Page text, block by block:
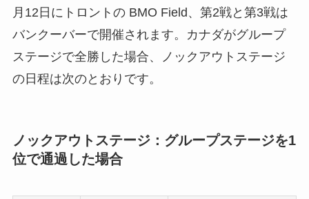
月12日にトロントの BMO Field、第2戦と第3戦は
バンクーバーで開催されます。カナダがグループ
ステージで全勝した場合、ノックアウトステージ
の日程は次のとおりです。
ノックアウトステージ：グループステージを1
位で通過した場合